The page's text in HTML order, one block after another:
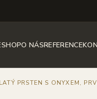
O NÁSREFERENCE
PRSTEN S ONYXEM,